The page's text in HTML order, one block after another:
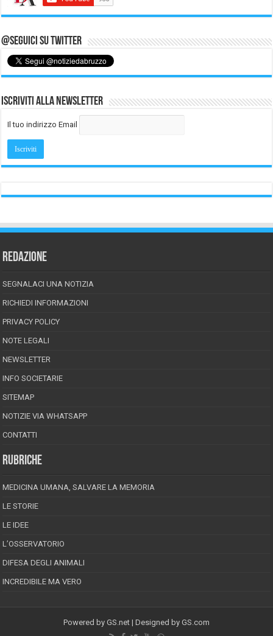
@Seguici su Twitter
Iscriviti alla Newsletter
Il tuo indirizzo Email
REDAZIONE
SEGNALACI UNA NOTIZIA
RICHIEDI INFORMAZIONI
PRIVACY POLICY
NOTE LEGALI
NEWSLETTER
INFO SOCIETARIE
SITEMAP
NOTIZIE VIA WHATSAPP
CONTATTI
RUBRICHE
MEDICINA UMANA, SALVARE LA MEMORIA
LE STORIE
LE IDEE
L’OSSERVATORIO
DIFESA DEGLI ANIMALI
INCREDIBILE MA VERO
Powered by GS.net | Designed by GS.com